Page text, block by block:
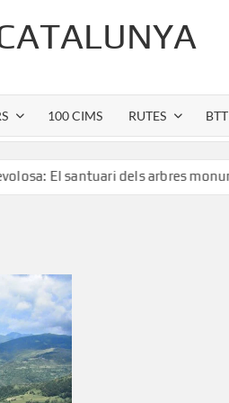
100 CIMS RUTES BTT
santuari dels arbres monumentals